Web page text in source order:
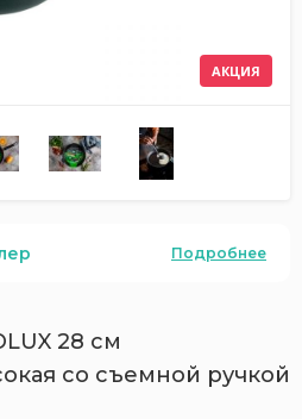
АКЦИЯ
Подробнее
28 см
со съемной ручкой